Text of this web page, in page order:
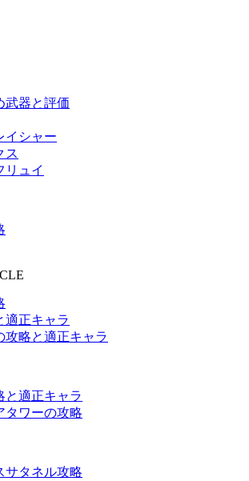
武器と評価
イシャー
ス
リュイ
適正キャラ
攻略と適正キャラ
と適正キャラ
タワーの攻略
サタネル攻略